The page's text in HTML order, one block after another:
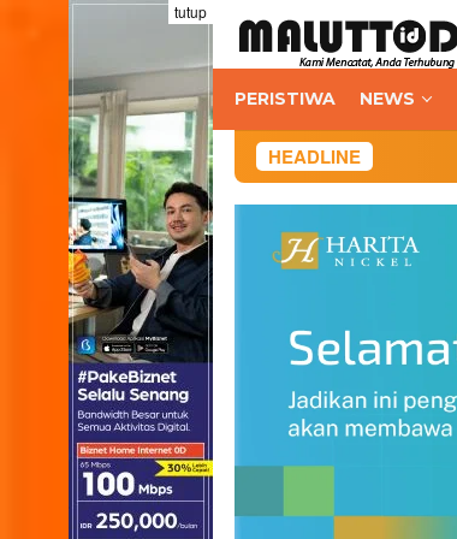
Loncat
konten
tutup
PERISTIWA NEWS
HEADLINE